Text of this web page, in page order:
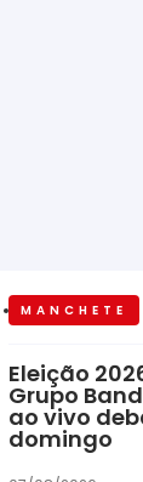
MANCHETE
Eleição
Grupo
ao vivo
domingo